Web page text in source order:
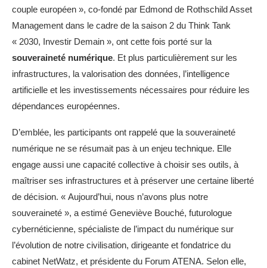
couple européen », co-fondé par Edmond de Rothschild Asset
Management dans le cadre de la saison 2 du Think Tank
« 2030, Investir Demain », ont cette fois porté sur la
souveraineté numérique. Et plus particulièrement sur les
infrastructures, la valorisation des données, l’intelligence
artificielle et les investissements nécessaires pour réduire les
dépendances européennes.
D’emblée, les participants ont rappelé que la souveraineté
numérique ne se résumait pas à un enjeu technique. Elle
engage aussi une capacité collective à choisir ses outils, à
maîtriser ses infrastructures et à préserver une certaine liberté
de décision. « Aujourd’hui, nous n’avons plus notre
souveraineté », a estimé Geneviève Bouché, futurologue
cybernéticienne, spécialiste de l’impact du numérique sur
l’évolution de notre civilisation, dirigeante et fondatrice du
cabinet NetWatz, et présidente du Forum ATENA. Selon elle,